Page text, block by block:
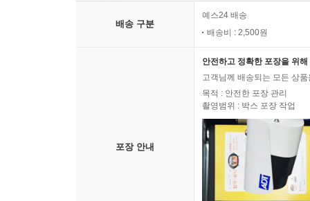
배송 구분
예스24 배송
배송비 : 2,500원
포장 안내
안전하고 정확한 포장을 위
고객님께 배송되는 모든 상
목적 : 안전한 포장 관리
촬영범위 : 박스 포장 작업